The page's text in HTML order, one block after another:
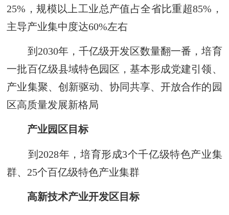
25%，规模以上工业总产值占全省比重超85%，
主导产业集中度达60%左右
到2030年，千亿级开发区数量翻一番，培育
一批百亿级县域特色园区，基本形成党建引领、
产业集聚、创新驱动、协同共享、开放合作的园
区高质量发展新格局
产业园区目标
到2028年，培育形成3个千亿级特色产业集
群、25个百亿级特色产业集群
高新技术产业开发区目标